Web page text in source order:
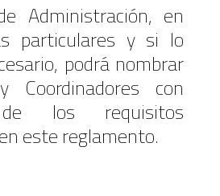
Administración, en
particulares y si lo
podrá nombrar
Coordinadores con
de los requisitos
este reglamento.